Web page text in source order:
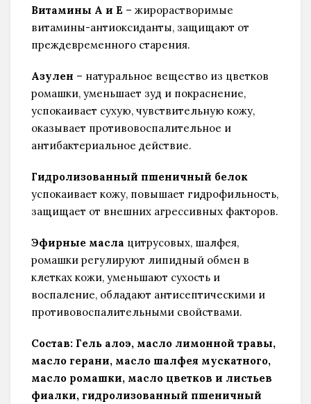
Витамины А и Е – жирорастворимые
витамины-антиоксиданты, защищают от
преждевременного старения.
Азулен – натуральное вещество из цветков
ромашки, уменьшает зуд и покраснение,
успокаивает сухую, чувствительную кожу,
оказывает противовоспалительное и
антибактериальное действие.
Гидролизованный пшеничный белок
успокаивает кожу, повышает гидрофильность,
защищает от внешних агрессивных факторов.
Эфирные масла цитрусовых, шалфея,
ромашки регулируют липидный обмен в
клетках кожи, уменьшают сухость и
воспаление, обладают антисептическими и
противовоспалительными свойствами.
Состав: Гель алоэ, масло лимонной травы,
масло герани, масло шалфея мускатного,
масло ромашки, масло цветков и листьев
фиалки, гидролизованный пшеничный